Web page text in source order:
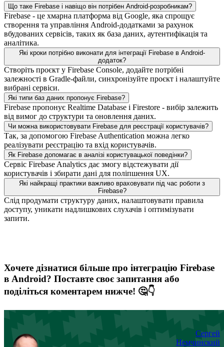
Що таке Firebase і навіщо він потрібен Android-розробникам?
Firebase - це хмарна платформа від Google, яка спрощує
створення та управління Android-додатками за рахунок
вбудованих сервісів, таких як база даних, аутентифікація та
аналітика.
Які кроки потрібно виконати для інтеграції Firebase в Android-
додаток?
Створіть проєкт у Firebase Console, додайте потрібні
залежності в Gradle-файли, синхронізуйте проєкт і налаштуйте
вибрані сервіси.
Які типи баз даних пропонує Firebase?
Firebase пропонує Realtime Database і Firestore - вибір залежить
від вимог до структури та оновлення даних.
Чи можна використовувати Firebase для реєстрації користувачів?
Так, за допомогою Firebase Authentication можна легко
реалізувати реєстрацію та вхід користувачів.
Як Firebase допомагає в аналізі користувацької поведінки?
Сервіс Firebase Analytics дає змогу відстежувати дії
користувачів і збирати дані для поліпшення UX.
Які найкращі практики важливо враховувати під час роботи з
Firebase?
Слід продумати структуру даних, налаштовувати правила
доступу, уникати надлишкових слухачів і оптимізувати
запити.
Хочете дізнатися більше про інтеграцію Firebase
в Android? Поставте своє запитання або
поділіться коментарем нижче! 🤔👇
Сергей
Немчинский